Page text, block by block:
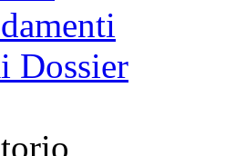
Dossier